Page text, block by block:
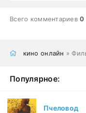
Всего комментариев0
кино онлайн »
Популярное:
Пчеловод